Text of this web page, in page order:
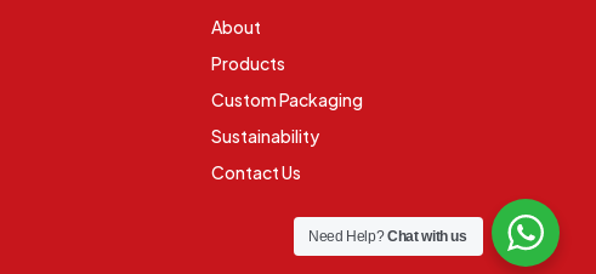
About
Products
Custom Packaging
Sustainability
Contact Us
Need Help?Chat with us